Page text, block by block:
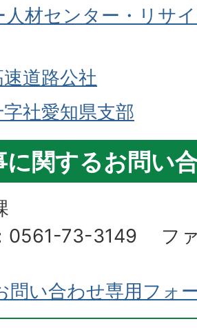
人材センター・リサ
道路公社
社愛知県支部
に関するお問い
0561-73-3149 フ
問い合わせ専用フォ